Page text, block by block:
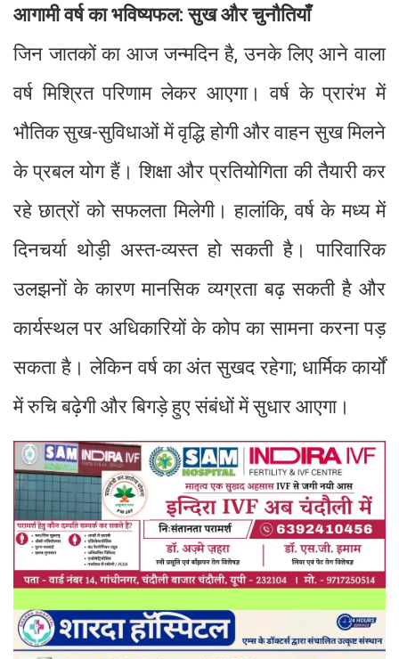
आगामी वर्ष का भविष्यफल: सुख और चुनौतियाँ
जिन जातकों का आज जन्मदिन है, उनके लिए आने वाला
वर्ष मिश्रित परिणाम लेकर आएगा। वर्ष के प्रारंभ में
भौतिक सुख-सुविधाओं में वृद्धि होगी और वाहन सुख मिलने
के प्रबल योग हैं। शिक्षा और प्रतियोगिता की तैयारी कर
रहे छात्रों को सफलता मिलेगी। हालांकि, वर्ष के मध्य में
दिनचर्या थोड़ी अस्त-व्यस्त हो सकती है। पारिवारिक
उलझनों के कारण मानसिक व्यग्रता बढ़ सकती है और
कार्यस्थल पर अधिकारियों के कोप का सामना करना पड़
सकता है। लेकिन वर्ष का अंत सुखद रहेगा; धार्मिक कार्यों
में रुचि बढ़ेगी और बिगड़े हुए संबंधों में सुधार आएगा।